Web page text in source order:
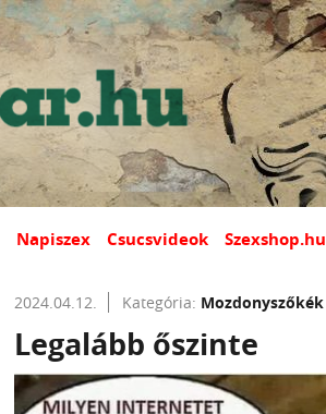
Napiszex Csucsvideok Szexshop.hu
2024.04.12. Kategória: Mozdonyszőkék
Legalább őszinte